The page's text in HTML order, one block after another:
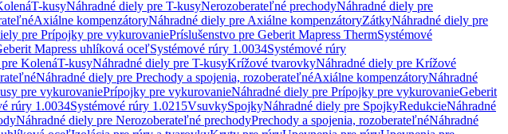
T-kusyNáhradné diely pre T-kusyNerozoberateľné prechodyNáhradné diely pre
Axiálne kompenzátoryNáhradné diely pre Axiálne kompenzátoryZátkyNáhradné diely pre
pre Prípojky pre vykurovaniePríslušenstvo pre Geberit Mapress ThermSystémové
Mapress uhlíková oceľSystémové rúry 1.0034Systémové rúry
KolenáT-kusyNáhradné diely pre T-kusyKrížové tvarovkyNáhradné diely pre Krížové
Náhradné diely pre Prechody a spojenia, rozoberateľnéAxiálne kompenzátoryNáhradné
pre vykurovaniePrípojky pre vykurovanieNáhradné diely pre Prípojky pre vykurovanieGeberit
rúry 1.0034Systémové rúry 1.0215VsuvkySpojkyNáhradné diely pre SpojkyRedukcieNáhradné
Náhradné diely pre Nerozoberateľné prechodyPrechody a spojenia, rozoberateľnéNáhradné